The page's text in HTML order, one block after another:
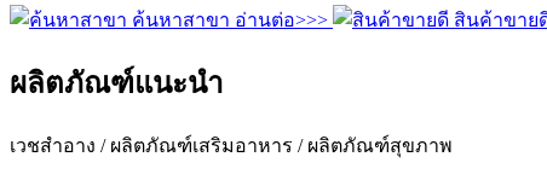
ค้นหาสาขา อ่านต่อ>>> สินค้าขาย
ผลิตภัณฑ์แนะนำ
เวชสำอาง / ผลิตภัณฑ์เสริมอาหาร / ผลิตภัณฑ์สุขภาพ